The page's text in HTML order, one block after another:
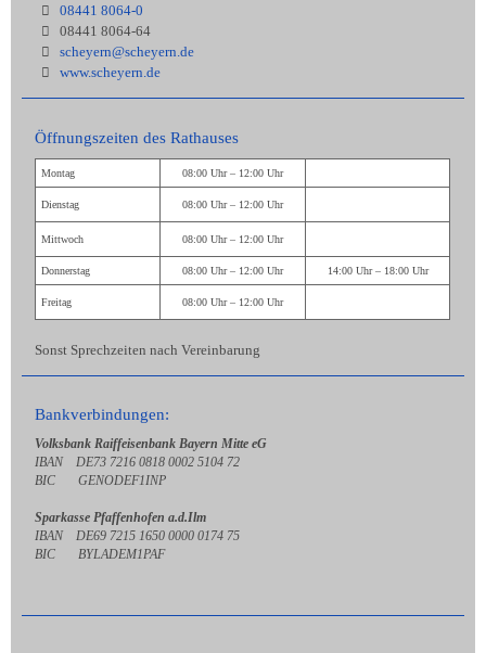
08441 8064-0
08441 8064-64
scheyern@scheyern.de
www.scheyern.de
Öffnungszeiten des Rathauses
Montag 08:00 Uhr – 12:00 Uhr
Dienstag 08:00 Uhr – 12:00 Uhr
Mittwoch 08:00 Uhr – 12:00 Uhr
Donnerstag 08:00 Uhr – 12:00 Uhr 14:00 Uhr – 18:00 Uhr
Freitag 08:00 Uhr – 12:00 Uhr
Sonst Sprechzeiten nach Vereinbarung
Bankverbindungen:
Volksbank Raiffeisenbank Bayern Mitte eG
IBAN DE73 7216 0818 0002 5104 72
BIC GENODEF1INP
Sparkasse Pfaffenhofen a.d.Ilm
IBAN DE69 7215 1650 0000 0174 75
BIC BYLADEM1PAF